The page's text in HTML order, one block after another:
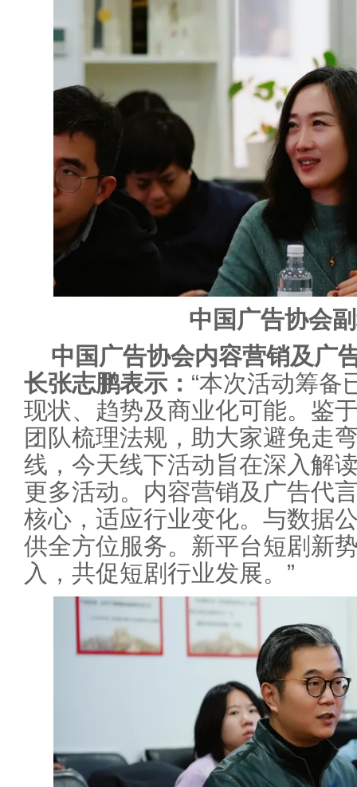
中国广告协会
中国广告协会内容营销及广
长张志鹏表示： “本次活动筹备
现状、趋势及商业化可能。鉴
团队梳理法规，助大家避免走
线，今天线下活动旨在深入解
更多活动。内容营销及广告代
核心，适应行业变化。与数据
供全方位服务。新平台短剧新
入，共促短剧行业发展。”